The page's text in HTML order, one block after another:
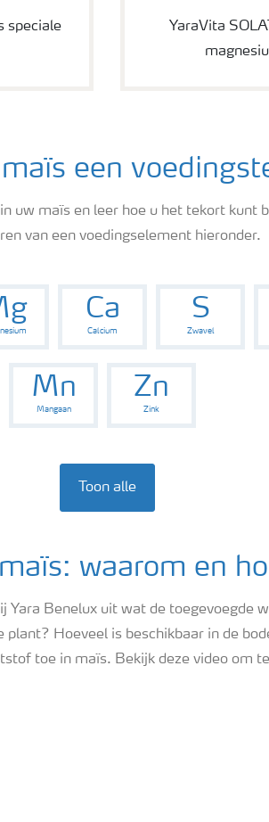
speciale
YaraVita
een
uw maïs en leer hoe u het tekort kunt
van een voedingselement hieronder.
Ca
Calcium
S
Zwavel
Mn
Mangaan
Zn
Zink
Toon alle
waarom en
Yara Benelux uit wat de toegevoegde
Hoeveel is beschikbaar in de
toe in maïs. Bekijk deze video om